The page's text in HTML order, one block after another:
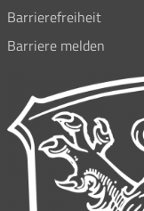
Barrierefreiheit
Barriere melden